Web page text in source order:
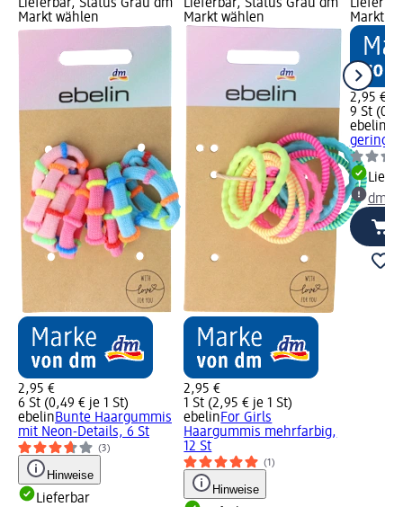
Lieferbar, Status Grau dm
Markt wählen
2,95 €
6 St (0,49 € je 1 St)
ebelinBunte Haargummis
mit Neon-Details, 6 St
(3)
Hinweise
Lieferbar
Lieferbar, Status Grau dm
Markt wählen
2,95 €
1 St (2,95 € je 1 St)
ebelinFor Girls
Haargummis mehrfarbig,
12 St
(1)
Hinweise
Markt
2,95 €
9 St
ebelin
dm